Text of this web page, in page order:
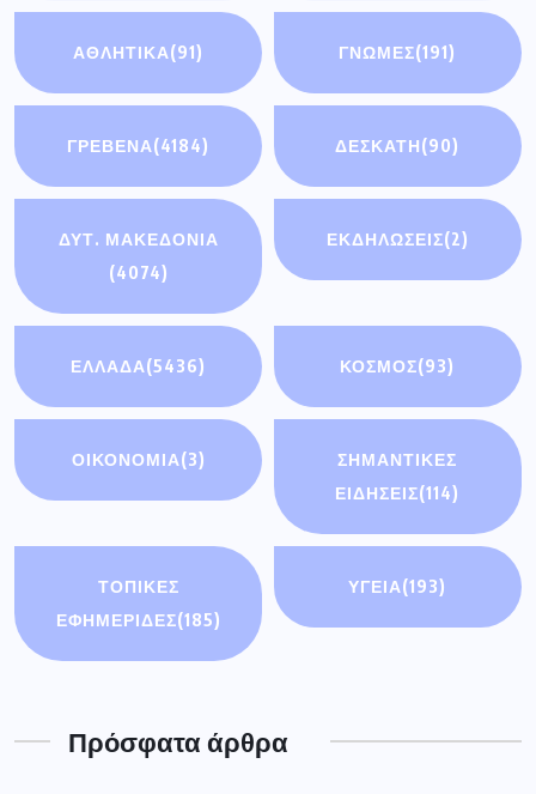
ΑΘΛΗΤΙΚΆ(91) ΓΝΩΜΕΣ(191)
ΓΡΕΒΕΝΑ(4184) ΔΕΣΚΑΤΗ(90)
ΔΥΤ. ΜΑΚΕΔΟΝΙΑ
(4074)
ΕΚΔΗΛΩΣΕΙΣ(2)
ΕΛΛΑΔΑ(5436) ΚΟΣΜΟΣ(93)
ΟΙΚΟΝΟΜΊΑ(3)
ΣΗΜΑΝΤΙΚΈΣ
ΕΙΔΉΣΕΙΣ(114)
ΤΟΠΙΚΕΣ
ΕΦΗΜΕΡΙΔΕΣ(185)
ΥΓΕΙΑ(193)
Πρόσφατα άρθρα